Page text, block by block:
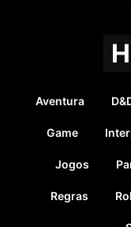
Aventura
Game
Jogos
Regras